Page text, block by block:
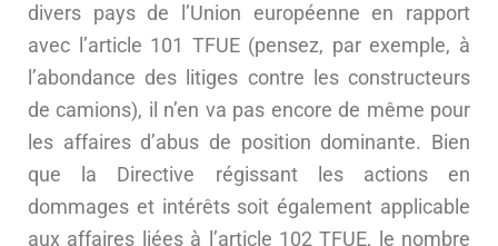
divers pays de l’Union européenne en rapport
avec l’article 101 TFUE (pensez, par exemple, à
l’abondance des litiges contre les constructeurs
de camions), il n’en va pas encore de même pour
les affaires d’abus de position dominante. Bien
que la Directive régissant les actions en
dommages et intérêts soit également applicable
aux affaires liées à l’article 102 TFUE, le nombre